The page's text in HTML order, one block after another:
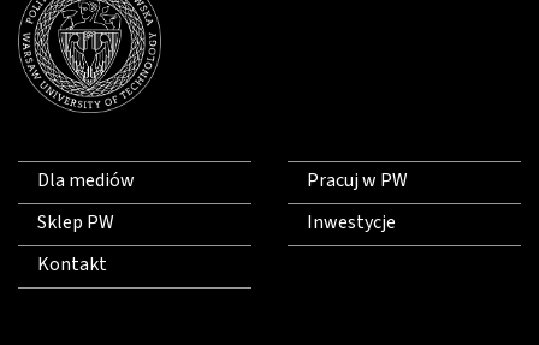
Dla mediów
Sklep PW
Kontakt
Pracuj w PW
Inwestycje